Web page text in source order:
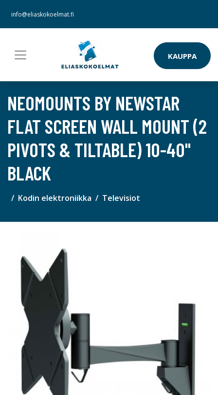
info@eliaskokoelmat.fi
KAUPPA
NEOMOUNTS BY NEWSTAR
FLAT SCREEN WALL MOUNT (2
PIVOTS & TILTABLE) 10-40"
BLACK
Kodin elektroniikka Televisiot